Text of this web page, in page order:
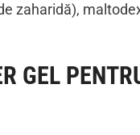
zaharidă),
GEL